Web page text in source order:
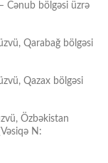
Cənub bölgəsi üzrə
Qarabağ bölgəsi
Qazax bölgəsi
Özbəkistan
N: